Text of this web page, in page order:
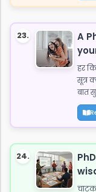
23.
A
हर
सूत्र
बात
24.